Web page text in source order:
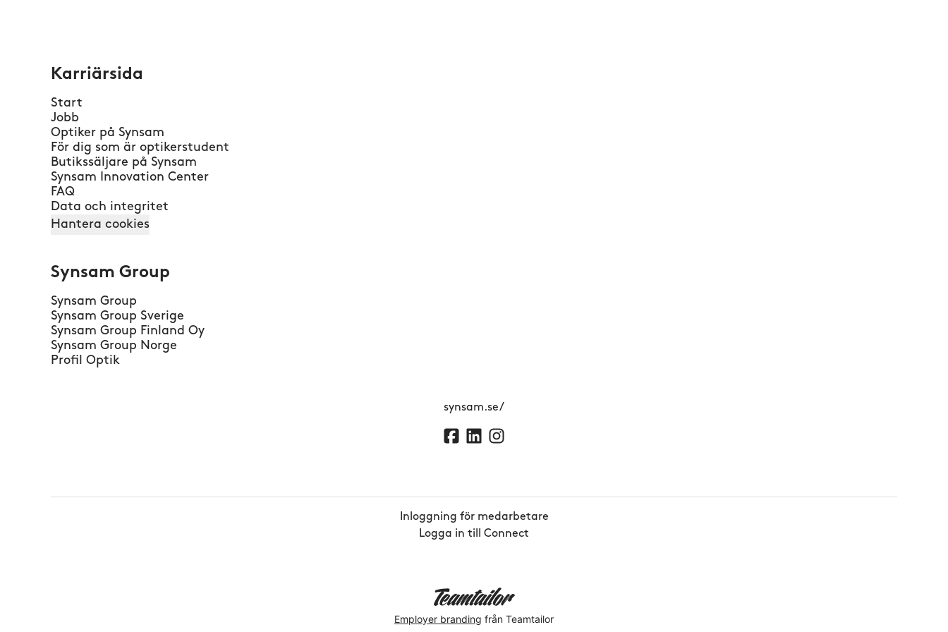
Karriärsida
Start
Jobb
Optiker på Synsam
För dig som är optikerstudent
Butikssäljare på Synsam
Synsam Innovation Center
FAQ
Data och integritet
Hantera cookies
Synsam Group
Synsam Group
Synsam Group Sverige
Synsam Group Finland Oy
Synsam Group Norge
Profil Optik
synsam.se/
Inloggning för medarbetare
Logga in till Connect
Employer branding från Teamtailor